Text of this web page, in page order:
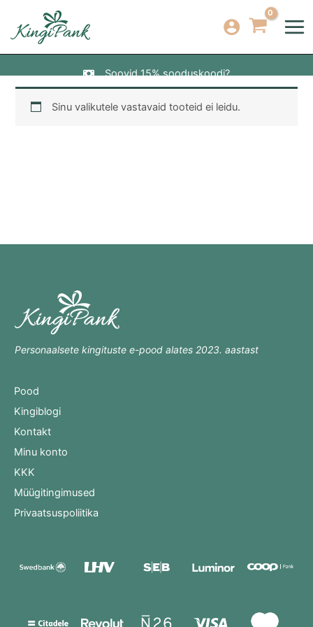
content
Soovid 15% sooduskoodi?
Sinu valikutele vastavaid tooteid ei leidu.
Personaalsete kingituste e-pood alates 2023. aastast
Pood
Kingiblogi
Kontakt
Minu konto
KKK
Müügitingimused
Privaatsuspoliitika